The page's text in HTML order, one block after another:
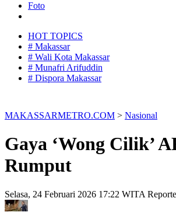
Foto
HOT TOPICS
# Makassar
# Wali Kota Makassar
# Munafri Arifuddin
# Dispora Makassar
MAKASSARMETRO.COM > Nasional
Gaya ‘Wong Cilik’
Rumput
Selasa, 24 Februari 2026 17:22 WITA